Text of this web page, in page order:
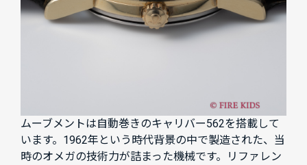
ムーブメントは自動巻きのキャリバー562を搭載して
います。1962年という時代背景の中で製造された、当
時のオメガの技術力が詰まった機械です。リファレン